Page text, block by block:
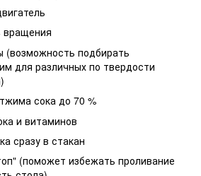
вращения
(возможность подбирать
для различных по твердости
сока до 70 %
и витаминов
сразу в стакан
(поможет избежать проливание